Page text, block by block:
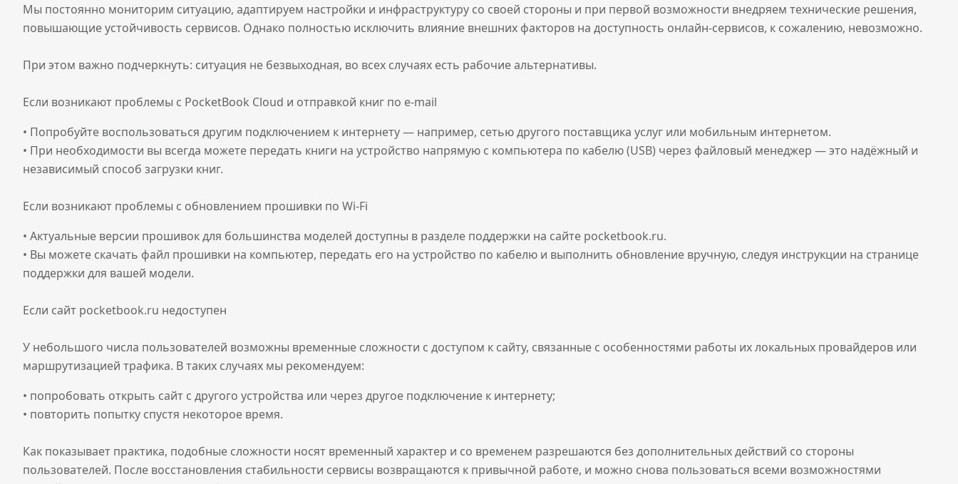
Мы постоянно мониторим ситуацию, адаптируем настройки и инфраструктуру со своей стороны и при первой возможности внедряем технические решения,
повышающие устойчивость сервисов. Однако полностью исключить влияние внешних факторов на доступность онлайн-сервисов, к сожалению, невозможно.
При этом важно подчеркнуть: ситуация не безвыходная, во всех случаях есть рабочие альтернативы.
Если возникают проблемы с PocketBook Cloud и отправкой книг по e-mail
• Попробуйте воспользоваться другим подключением к интернету — например, сетью другого поставщика услуг или мобильным интернетом.
• При необходимости вы всегда можете передать книги на устройство напрямую с компьютера по кабелю (USB) через файловый менеджер — это надёжный и
независимый способ загрузки книг.
Если возникают проблемы с обновлением прошивки по Wi-Fi
• Актуальные версии прошивок для большинства моделей доступны в разделе поддержки на сайте pocketbook.ru.
• Вы можете скачать файл прошивки на компьютер, передать его на устройство по кабелю и выполнить обновление вручную, следуя инструкции на странице
поддержки для вашей модели.
Если сайт pocketbook.ru недоступен
У небольшого числа пользователей возможны временные сложности с доступом к сайту, связанные с особенностями работы их локальных провайдеров или
маршрутизацией трафика. В таких случаях мы рекомендуем:
• попробовать открыть сайт с другого устройства или через другое подключение к интернету;
• повторить попытку спустя некоторое время.
Как показывает практика, подобные сложности носят временный характер и со временем разрешаются без дополнительных действий со стороны
пользователей. После восстановления стабильности сервисы возвращаются к привычной работе, и можно снова пользоваться всеми возможностями